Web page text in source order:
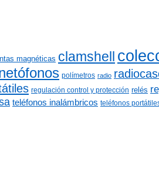
magnéticas clamshell
polímetros radio
regulación control y protección relés
teléfonos inalámbricos teléfonos